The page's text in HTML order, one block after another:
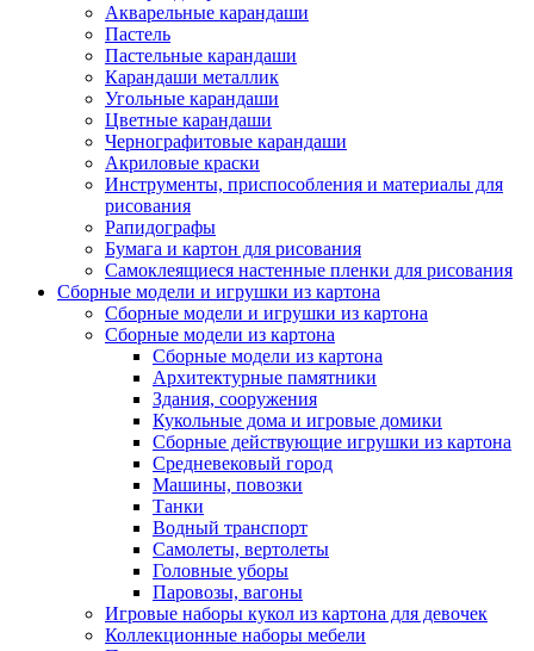
Акварельные карандаши
Пастель
Пастельные карандаши
Карандаши металлик
Угольные карандаши
Цветные карандаши
Чернографитовые карандаши
Акриловые краски
Инструменты, приспособления и материалы для
рисования
Рапидографы
Бумага и картон для рисования
Самоклеящиеся настенные пленки для рисования
Сборные модели и игрушки из картона
Сборные модели и игрушки из картона
Сборные модели из картона
Сборные модели из картона
Архитектурные памятники
Здания, сооружения
Кукольные дома и игровые домики
Сборные действующие игрушки из картона
Средневековый город
Машины, повозки
Танки
Водный транспорт
Самолеты, вертолеты
Головные уборы
Паровозы, вагоны
Игровые наборы кукол из картона для девочек
Коллекционные наборы мебели